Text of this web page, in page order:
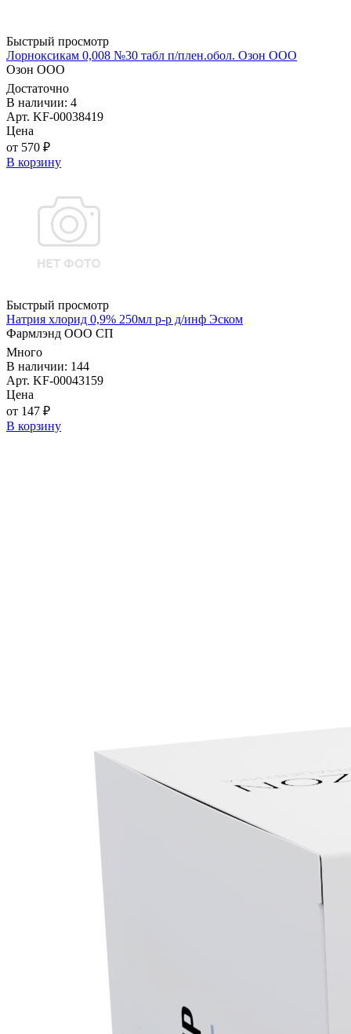
Быстрый просмотр
Лорноксикам 0,008 №30 табл п/плен.обол. Озон ООО
Озон ООО
Достаточно
В наличии: 4
Арт. KF-00038419
Цена
от 570 ₽
В корзину
Быстрый просмотр
Натрия хлорид 0,9% 250мл р-р д/инф Эском
Фармлэнд ООО СП
Много
В наличии: 144
Арт. KF-00043159
Цена
от 147 ₽
В корзину